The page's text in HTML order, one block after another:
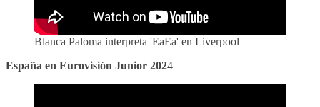
Blanca Paloma interpreta 'EaEa' en Liverpool
España en Eurovisión Junior 2024